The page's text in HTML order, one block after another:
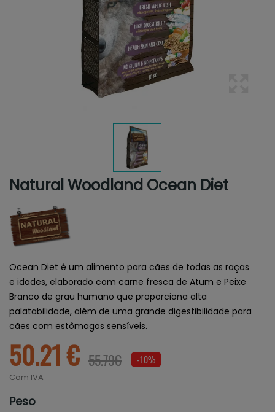
Natural Woodland Ocean Diet
Ocean Diet é um alimento para cães de todas as raças
e idades, elaborado com carne fresca de Atum e Peixe
Branco de grau humano que proporciona alta
palatabilidade, além de uma grande digestibilidade para
cães com estômagos sensíveis.
50.21 € 55.79€ -10%
Com IVA
Peso